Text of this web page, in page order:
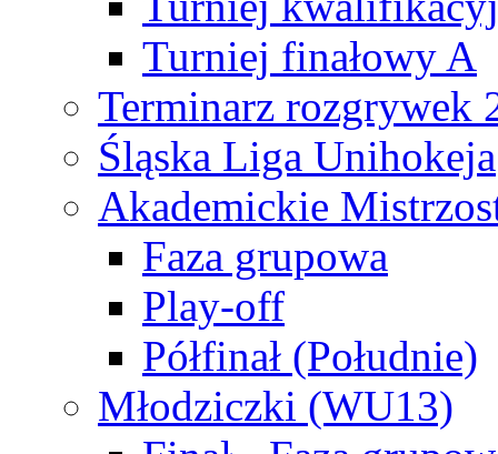
Turniej finałowy A
Terminarz rozgrywek
Śląska Liga Unihokeja
Akademickie
Faza grupowa
Play-off
Półfinał (Południe)
Młodziczki (WU13)